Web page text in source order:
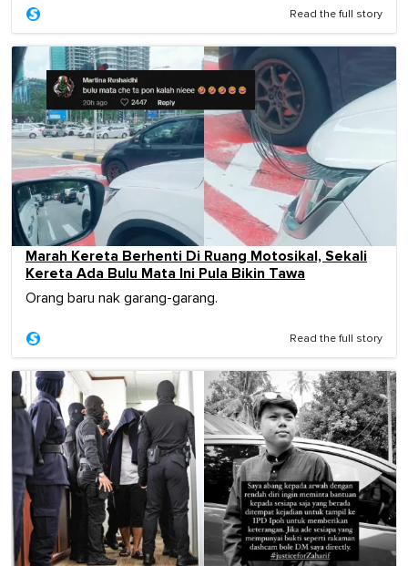
Read the full story
Marah Kereta Berhenti Di Ruang Motosikal, Sekali
Kereta Ada Bulu Mata Ini Pula Bikin Tawa
Orang baru nak garang-garang.
Read the full story